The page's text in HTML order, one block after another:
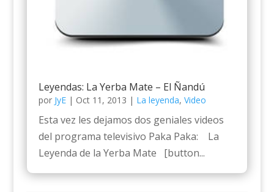
Leyendas: La Yerba Mate – El Ñandú
por JyE| Oct 11, 2013 | La leyenda, Video
Esta vez les dejamos dos geniales videos
del programa televisivo Paka Paka: La
Leyenda de la Yerba Mate [button...